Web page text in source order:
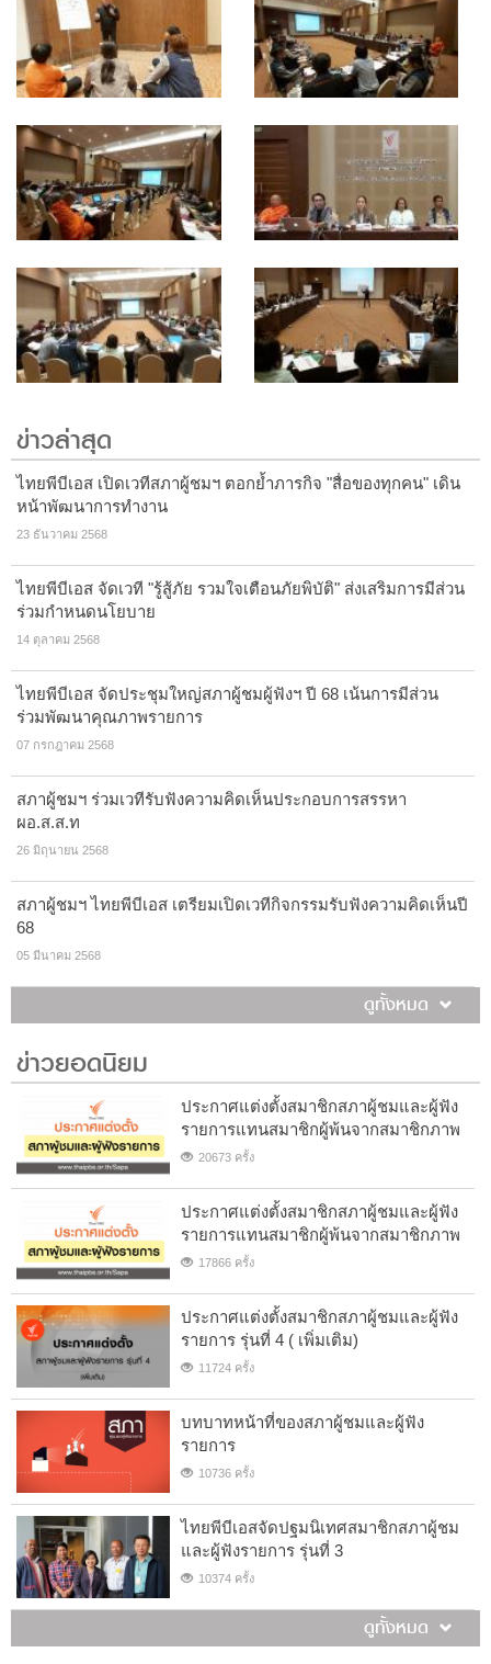
ข่าวล่าสุด
ไทยพีบีเอส เปิดเวทีสภาผู้ชมฯ ตอกย้ำภารกิจ "สื่อของทุกคน" เดิน
หน้าพัฒนาการทำงาน
23 ธันวาคม 2568
ไทยพีบีเอส จัดเวที "รู้สู้ภัย รวมใจเตือนภัยพิบัติ" ส่งเสริมการมีส่วน
ร่วมกำหนดนโยบาย
14 ตุลาคม 2568
ไทยพีบีเอส จัดประชุมใหญ่สภาผู้ชมผู้ฟังฯ ปี 68 เน้นการมีส่วน
ร่วมพัฒนาคุณภาพรายการ
07 กรกฎาคม 2568
สภาผู้ชมฯ ร่วมเวทีรับฟังความคิดเห็นประกอบการสรรหา
ผอ.ส.ส.ท
26 มิถุนายน 2568
สภาผู้ชมฯ ไทยพีบีเอส เตรียมเปิดเวทีกิจกรรมรับฟังความคิดเห็นปี
68
05 มีนาคม 2568
ดูทั้งหมด
ข่าวยอดนิยม
ประกาศแต่งตั้งสมาชิกสภาผู้ชมและผู้ฟัง
รายการแทนสมาชิกผู้พ้นจากสมาชิกภาพ
20673 ครั้ง
ประกาศแต่งตั้งสมาชิกสภาผู้ชมและผู้ฟัง
รายการแทนสมาชิกผู้พ้นจากสมาชิกภาพ
17866 ครั้ง
ประกาศแต่งตั้งสมาชิกสภาผู้ชมและผู้ฟัง
รายการ รุ่นที่ 4 ( เพิ่มเติม)
11724 ครั้ง
บทบาทหน้าที่ของสภาผู้ชมและผู้ฟัง
รายการ
10736 ครั้ง
ไทยพีบีเอสจัดปฐมนิเทศสมาชิกสภาผู้ชม
และผู้ฟังรายการ รุ่นที่ 3
10374 ครั้ง
ดูทั้งหมด